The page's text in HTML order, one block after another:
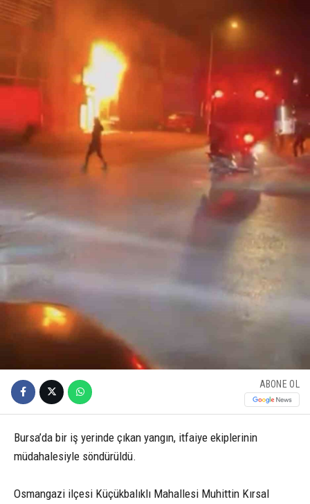
ABONE OL
Bursa’da bir iş yerinde çıkan yangın, itfaiye ekiplerinin
müdahalesiyle söndürüldü.
Osmangazi ilçesi Küçükbalıklı Mahallesi Muhittin Kırsal